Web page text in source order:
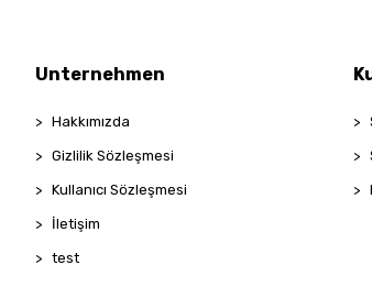
Unternehmen
Hakkımızda
Gizlilik Sözleşmesi
Kullanıcı Sözleşmesi
İletişim
test